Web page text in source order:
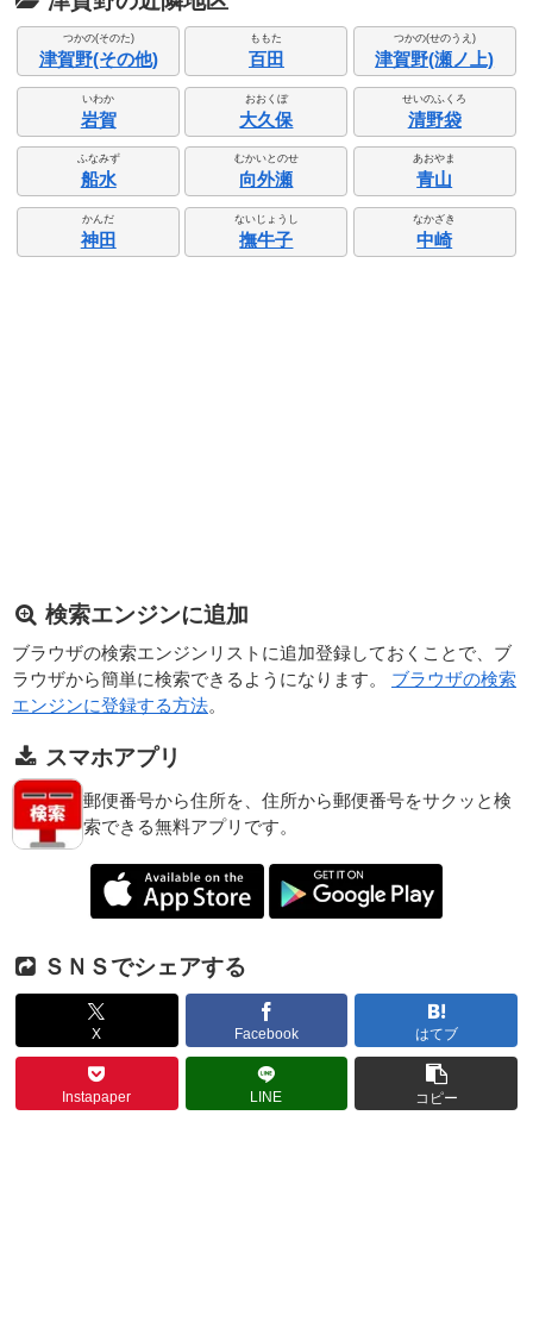
つかの(そのた)
津賀野(その他)
ももた
百田
つかの(せのうえ)
津賀野(瀬ノ上)
いわか
岩賀
おおくぼ
大久保
せいのふくろ
清野袋
ふなみず
船水
むかいとのせ
向外瀬
あおやま
青山
かんだ
神田
ないじょうし
撫牛子
なかざき
中崎
検索エンジンに追加
ブラウザの検索エンジンリストに追加登録しておくことで、ブ
ラウザから簡単に検索できるようになります。 ブラウザの検索
エンジンに登録する方法。
スマホアプリ
郵便番号から住所を、住所から郵便番号をサクッと検
索できる無料アプリです。
ＳＮＳでシェアする
X Facebook はてブ
Instapaper LINE コピー